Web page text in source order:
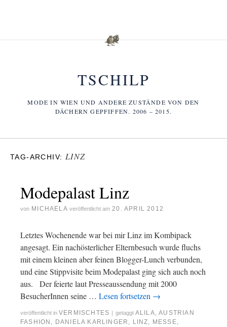
TSCHILP
MODE IN WIEN UND ANDERE ZUSTÄNDE VON DEN
DÄCHERN GEPFIFFEN. 2006 – 2015.
TAG-ARCHIV: LINZ
Modepalast Linz
von MICHAELA veröffentlicht am 20. APRIL 2012
Letztes Wochenende war bei mir Linz im Kombipack
angesagt. Ein nachösterlicher Elternbesuch wurde fluchs
mit einem kleinen aber feinen Blogger-Lunch verbunden,
und eine Stippvisite beim Modepalast ging sich auch noch
aus. Der feierte laut Presseaussendung mit 2000
BesucherInnen seine … Lesen fortsetzen →
veröffentlicht in VERMISCHTES | getaggt ALILA,AUSTRIAN
FASHION , DANIELA KARLINGER , LINZ, MESSE,